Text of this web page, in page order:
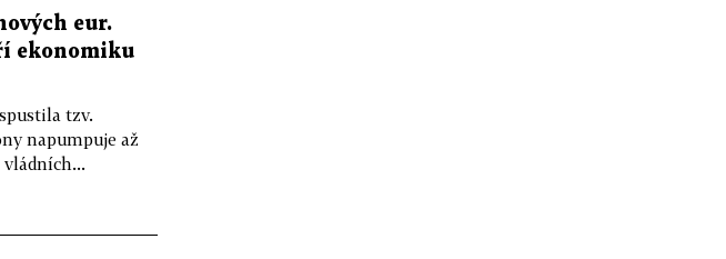
eur.
ekonomiku
tzv.
napumpuje až